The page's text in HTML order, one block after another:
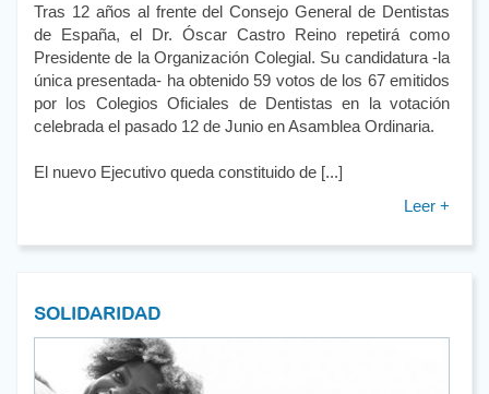
Tras 12 años al frente del Consejo General de Dentistas
de España, el Dr. Óscar Castro Reino repetirá como
Presidente de la Organización Colegial. Su candidatura -la
única presentada- ha obtenido 59 votos de los 67 emitidos
por los Colegios Oficiales de Dentistas en la votación
celebrada el pasado 12 de Junio en Asamblea Ordinaria.
El nuevo Ejecutivo queda constituido de [...]
Leer +
SOLIDARIDAD